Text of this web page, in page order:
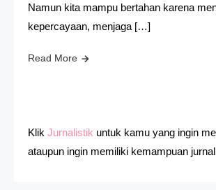
Namun kita mampu bertahan karena
kepercayaan, menjaga […]
Read More
Klik Jurnalistik untuk kamu yang ingin
ataupun ingin memiliki kemampuan